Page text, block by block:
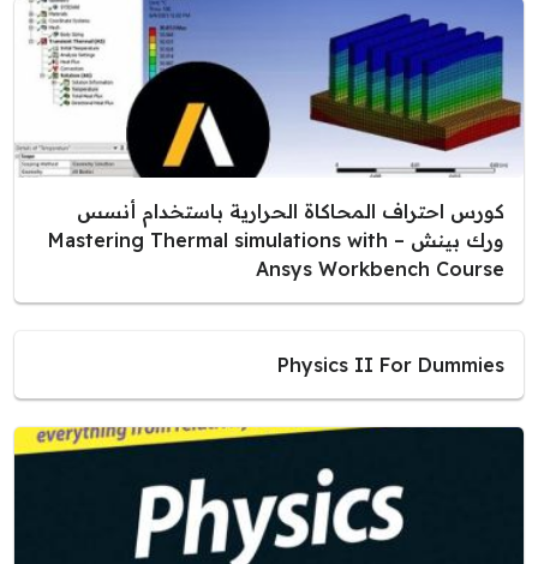
كورس احتراف المحاكاة الحرارية باستخدام أنسس
ورك بينش – Mastering Thermal simulations with
Ansys Workbench Course
Physics II For Dummies